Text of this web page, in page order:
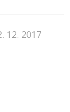
12. 2017